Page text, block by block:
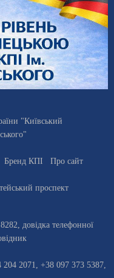
"Київський
Бренд КПІ
Про сайт
проспект
, довiдка телефонної
2071, +38 097 373 5387,